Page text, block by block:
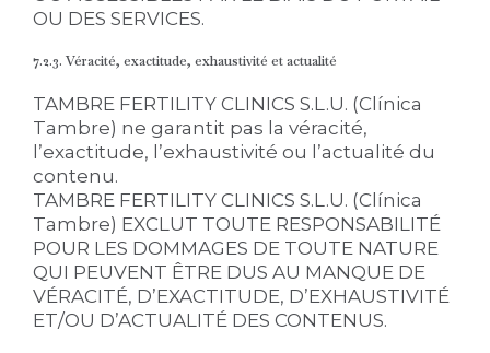
OU DES SERVICES.
7.2.3. Véracité, exactitude, exhaustivité et actualité
TAMBRE FERTILITY CLINICS S.L.U. (Clínica
Tambre) ne garantit pas la véracité,
l’exactitude, l’exhaustivité ou l’actualité du
contenu.
TAMBRE FERTILITY CLINICS S.L.U. (Clínica
Tambre) EXCLUT TOUTE RESPONSABILITÉ
POUR LES DOMMAGES DE TOUTE NATURE
QUI PEUVENT ÊTRE DUS AU MANQUE DE
VÉRACITÉ, D’EXACTITUDE, D’EXHAUSTIVITÉ
ET/OU D’ACTUALITÉ DES CONTENUS.